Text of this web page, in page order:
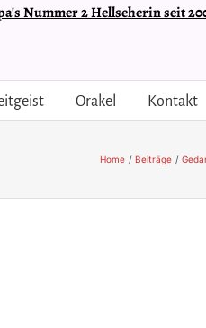
Nummer 2 Hellseherin seit
Orakel Kontakt
Home Beiträge